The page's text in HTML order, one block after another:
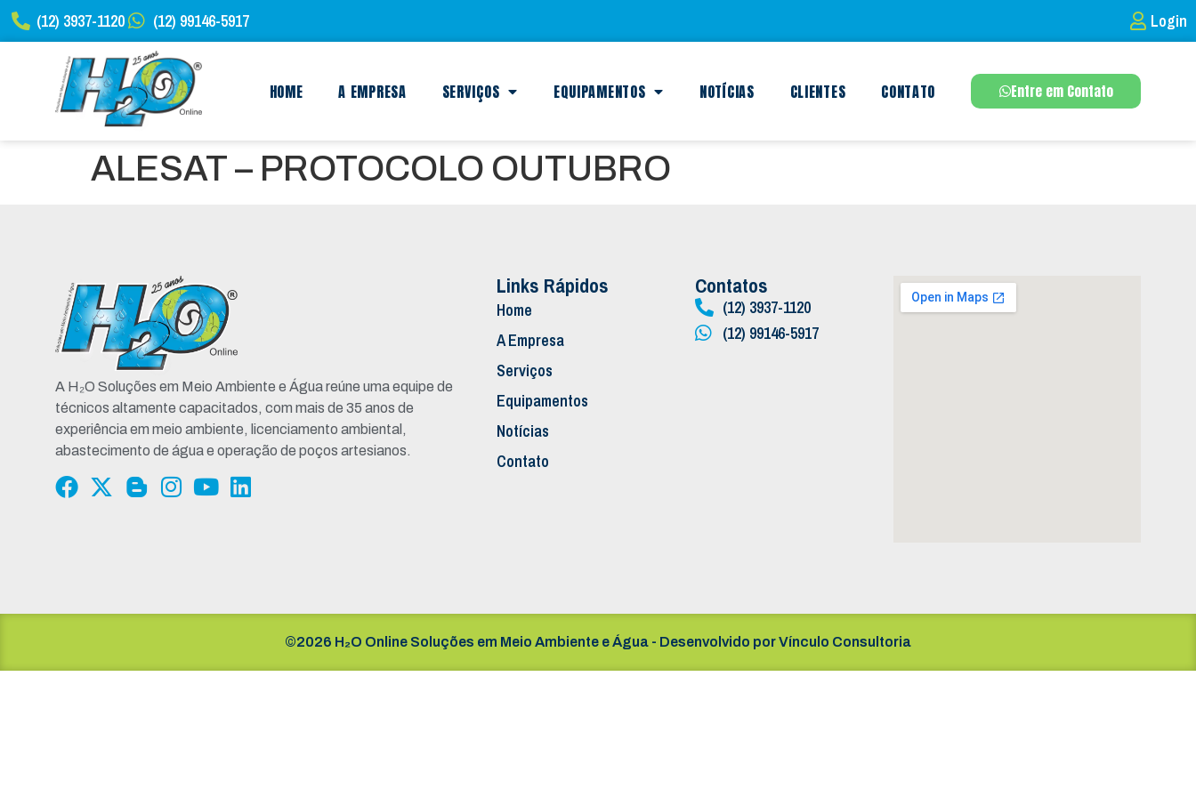
(12) 3937-1120 (12) 99146-5917 Login
HOME A EMPRESA SERVIÇOS EQUIPAMENTOS NOTÍCIAS CLIENTES CONTATO Entre em Contato
ALESAT – PROTOCOLO OUTUBRO
A H₂O Soluções em Meio Ambiente e Água reúne uma equipe de
técnicos altamente capacitados, com mais de 35 anos de
experiência em meio ambiente, licenciamento ambiental,
abastecimento de água e operação de poços artesianos.
Links Rápidos
Home
A Empresa
Serviços
Equipamentos
Notícias
Contato
Contatos
(12) 3937-1120
(12) 99146-5917
©2026 H₂O Online Soluções em Meio Ambiente e Água - Desenvolvido porVínculo Consultoria